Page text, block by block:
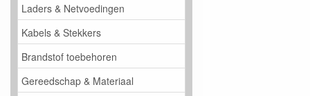
Laders & Netvoedingen
Kabels & Stekkers
Brandstof toebehoren
Gereedschap & Materiaal